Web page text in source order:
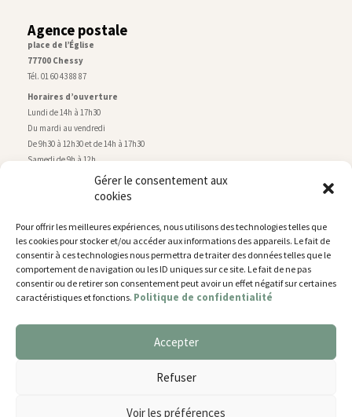
Gérer le consentement aux
cookies
Pour offrir les meilleures expériences, nous utilisons des technologies telles que
les cookies pour stocker et/ou accéder aux informations des appareils. Le fait de
consentir à ces technologies nous permettra de traiter des données telles que le
comportement de navigation ou les ID uniques sur ce site. Le fait de ne pas
consentir ou de retirer son consentement peut avoir un effet négatif sur certaines
caractéristiques et fonctions. Politique de confidentialité
Accepter
Refuser
Voir les préférences
Agence postale
place de l’Église
77700 Chessy
Tél. 01 60 43 88 87
Horaires d’ouverture
Lundi de 14h à 17h30
Du mardi au vendredi
De 9h30 à 12h30 et de 14h à 17h30
Samedi de 9h à 12h
Service technique
rue de Montry–77700 Chessy
Tél. 01 60 43 52 63
Horaires d’ouverture
Lundi, mardi et jeudi
De 9h à 11h45 et de 14h30 à 17h30
Nous utilisons des cookies pour vous offrir la meilleure
You can find out more about which cookies we are using or